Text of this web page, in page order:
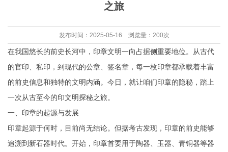
之旅
发布时间：2025-05-16 浏览量：200次
在我国悠长的前史长河中，印章文明一向占据侧重要地位。从古代
的官印、私印，到现代的公章、签名章，每一枚印章都承载着丰富
的前史信息和独特的文明内涵。今日，就让咱们印章的隐秘，踏上
一次从古至今的印文明探秘之旅。
一、印章的起源与发展
印章起源于何时，目前尚无结论。但据考古发现，印章的前史能够
追溯到新石器时代。开始，印章首要用于陶器、玉器、青铜器等器